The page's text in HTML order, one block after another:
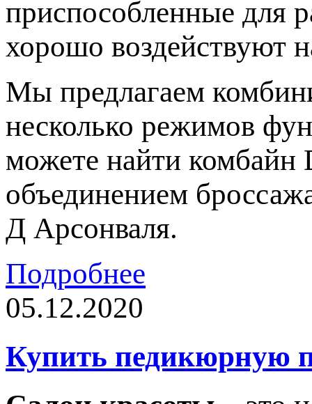
приспособленные для
хорошо воздействуют
Мы предлагаем
несколько режимов
можете найти комбайн
объединением
Д Арсонваля.
Подробнее
05.12.2020
Купить педикюрную